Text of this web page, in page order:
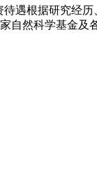
遇根据研究经
自然科学基金及